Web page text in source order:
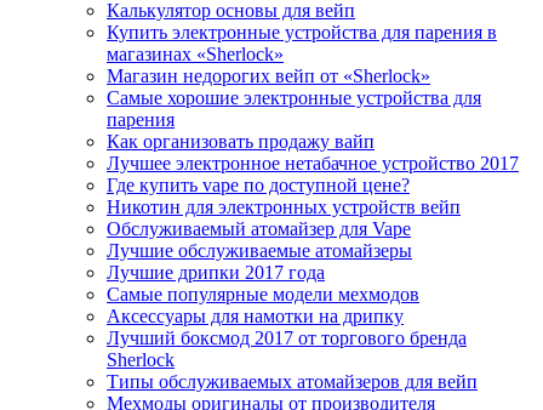
Калькулятор основы для вейп
Купить электронные устройства для парения в
магазинах «Sherlock»
Магазин недорогих вейп от «Sherlock»
Самые хорошие электронные устройства для
парения
Как организовать продажу вайп
Лучшее электронное нетабачное устройство 2017
Где купить vape по доступной цене?
Никотин для электронных устройств вейп
Обслуживаемый атомайзер для Vape
Лучшие обслуживаемые атомайзеры
Лучшие дрипки 2017 года
Самые популярные модели мехмодов
Аксессуары для намотки на дрипку
Лучший боксмод 2017 от торгового бренда
Sherlock
Типы обслуживаемых атомайзеров для вейп
Мехмоды оригиналы от производителя